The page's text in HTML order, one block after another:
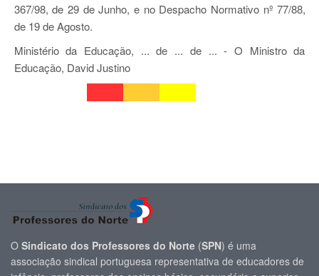
367/98, de 29 de Junho, e no Despacho Normativo nº 77/88,
de 19 de Agosto.
Ministério da Educação, ... de ... de ... - O Ministro da
Educação, David Justino
O Sindicato dos Professores do Norte (SPN) é uma
associação sindical portuguesa representativa de educadores de